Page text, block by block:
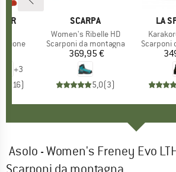
+3
116)
MARCHIO
SCARPA
Articolo
Women's Ribelle HD
Gruppo di prodotti
Scarponi da montagna
Prezzo
369,95 €
5,0(3)
LA
Articolo
Gruppo
Scarponi
Asolo - Women's Freney Evo